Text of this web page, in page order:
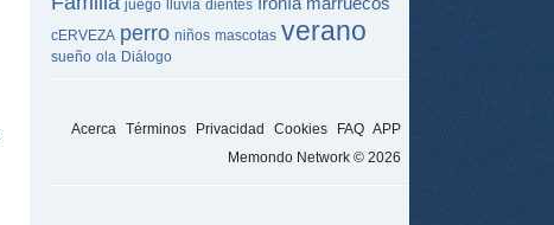
juego lluvia dientes
cERVEZA perro niños mascotas verano
sueño ola Diálogo
Acerca Términos Privacidad Cookies FAQ APP
Memondo Network © 2026